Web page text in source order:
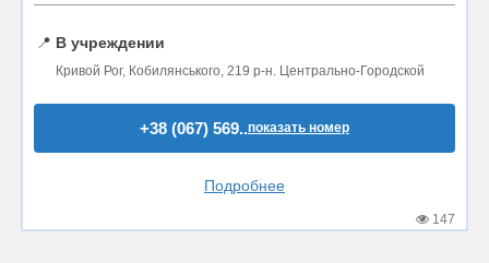
📍 В учреждении
Кривой Рог, Кобилянського, 219 р-н. Центрально-Городской
+38 (067) 569..показать номер
Подробнее
147